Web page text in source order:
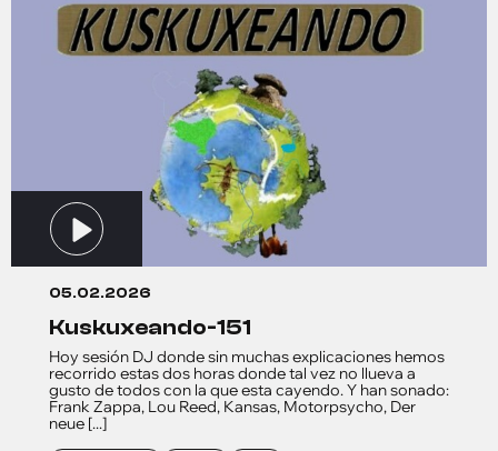
05.02.2026
kuskuxeando-151
Hoy sesión DJ donde sin muchas explicaciones hemos
recorrido estas dos horas donde tal vez no llueva a
gusto de todos con la que esta cayendo. Y han sonado:
Frank Zappa, Lou Reed, Kansas, Motorpsycho, Der
neue [...]